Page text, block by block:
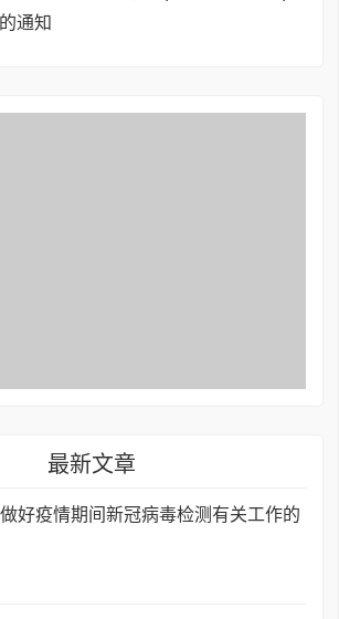
的通知
最新文章
做好疫情期间新冠病毒检测有关工作的